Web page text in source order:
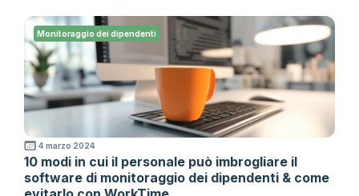
4 marzo 2024
10 modi in cui il personale può imbrogliare il
software di monitoraggio dei dipendenti & come
Monitoraggio dei dipendenti